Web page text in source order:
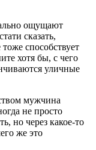
ощущают
сказать,
способствует
хотя бы, с чего
уличные
мужчина
не просто
но через какое-то
же это